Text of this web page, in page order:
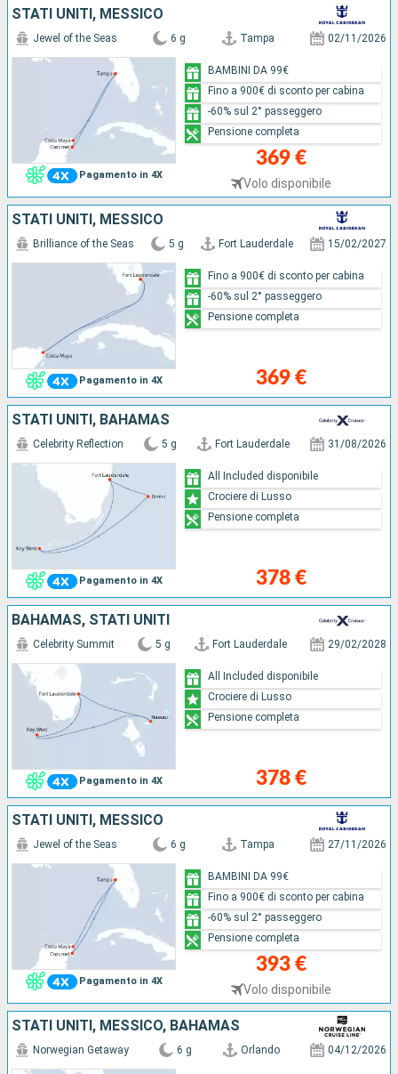
STATI UNITI, MESSICO
Pagamento in 4X
Jewel of the Seas 6 g Tampa 02/11/2026
369 €
Volo disponibile
BAMBINI DA 99€
Fino a 900€ di sconto per cabina
-60% sul 2° passeggero
Pensione completa
STATI UNITI, MESSICO
Pagamento in 4X
Brilliance of the Seas 5 g Fort Lauderdale 15/02/2027
369 €
Fino a 900€ di sconto per cabina
-60% sul 2° passeggero
Pensione completa
STATI UNITI, BAHAMAS
Pagamento in 4X
Celebrity Reflection 5 g Fort Lauderdale 31/08/2026
378 €
All Included disponibile
Crociere di Lusso
Pensione completa
BAHAMAS, STATI UNITI
Pagamento in 4X
Celebrity Summit 5 g Fort Lauderdale 29/02/2028
378 €
All Included disponibile
Crociere di Lusso
Pensione completa
STATI UNITI, MESSICO
Pagamento in 4X
Jewel of the Seas 6 g Tampa 27/11/2026
393 €
Volo disponibile
BAMBINI DA 99€
Fino a 900€ di sconto per cabina
-60% sul 2° passeggero
Pensione completa
STATI UNITI, MESSICO, BAHAMAS
Norwegian Getaway 6 g Orlando 04/12/2026